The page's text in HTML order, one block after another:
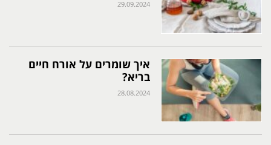
29.09.2024
איך שומרים על אורח חיים
בריא?
28.08.2024